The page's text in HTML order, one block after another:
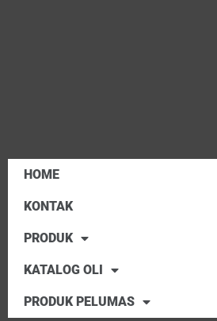
HOME
KONTAK
PRODUK
KATALOG OLI
PRODUK PELUMAS